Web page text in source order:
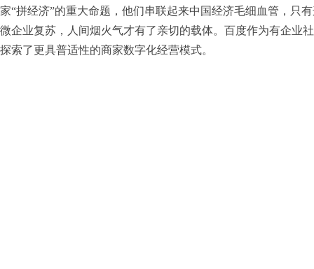
家“拼经济”的重大命题，他们串联起来中国经济毛细血管，只
微企业复苏，人间烟火气才有了亲切的载体。百度作为有企业
探索了更具普适性的商家数字化经营模式。